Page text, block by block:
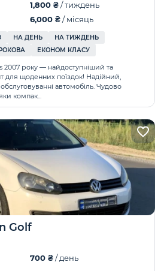
1,800 ₴/ тиждень
6,000 ₴/ місяць
НА ДЕНЬ
НА ТИЖДЕНЬ
ЕКОНОМ КЛАСУ
2007 року — найдоступніший та
для щоденних поїздок! Надійний,
автомобіль. Чудово
компак...
Golf
700 ₴/ день